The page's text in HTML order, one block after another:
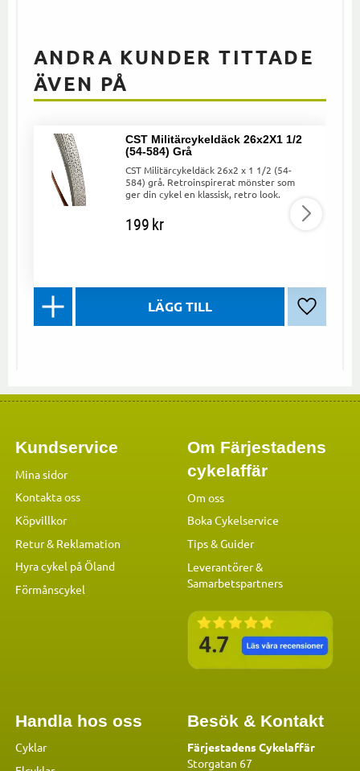
ANDRA KUNDER TITTADE
ÄVEN PÅ
CST Militärcykeldäck 26x2X1 1/2
(54-584) Grå
CST Militärcykeldäck 26x2 x 1 1/2 (54-
584) grå. Retroinspirerat mönster som
ger din cykel en klassisk, retro look.
199kr
Lägg till
Kundservice
Mina sidor
Kontakta oss
Köpvillkor
Retur & Reklamation
Hyra cykel på Öland
Förmånscykel
Om Färjestadens
cykelaffär
Om oss
Boka Cykelservice
Tips & Guider
Leverantörer &
Samarbetspartners
Handla hos oss
Cyklar
Besök & Kontakt
Färjestadens Cykelaffär
Storgatan 67